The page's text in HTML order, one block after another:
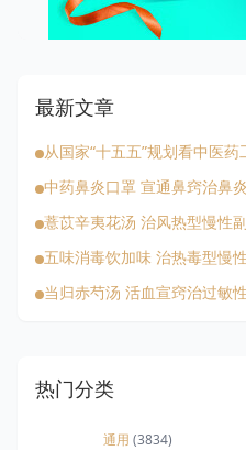
最新文章
从国家“十五五”规划看中医药
中药鼻炎口罩 宣通鼻窍治鼻炎
薏苡辛夷花汤 治风热型慢性
五味消毒饮加味 治热毒型慢
当归赤芍汤 活血宣窍治过敏
热门分类
通用 (3834)